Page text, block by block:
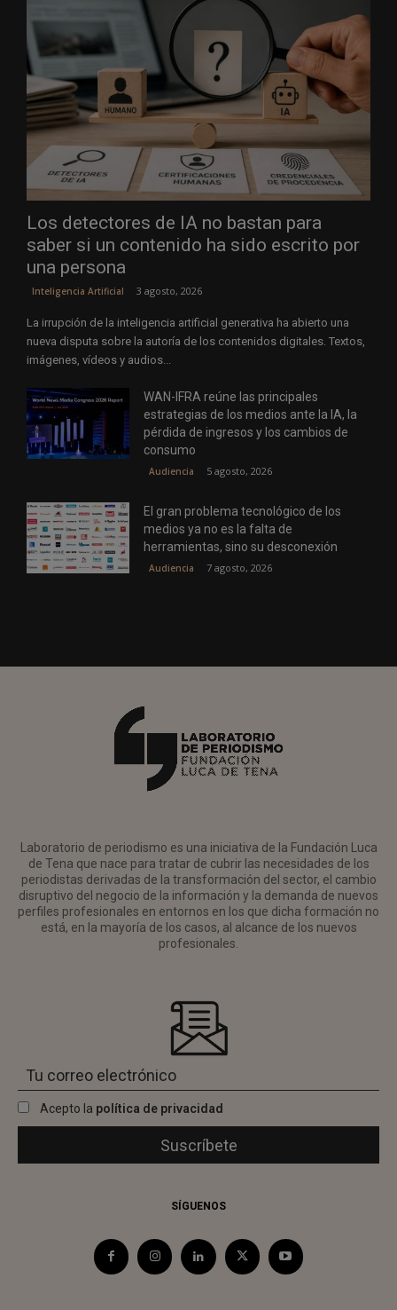
Los detectores de IA no bastan para
saber si un contenido ha sido escrito por
una persona
Inteligencia Artificial 3 agosto, 2026
La irrupción de la inteligencia artificial generativa ha abierto una
nueva disputa sobre la autoría de los contenidos digitales. Textos,
imágenes, vídeos y audios...
WAN-IFRA reúne las principales
estrategias de los medios ante la IA, la
pérdida de ingresos y los cambios de
consumo
Audiencia 5 agosto, 2026
El gran problema tecnológico de los
medios ya no es la falta de
herramientas, sino su desconexión
Audiencia 7 agosto, 2026
Laboratorio de periodismo es una iniciativa de la Fundación Luca
de Tena que nace para tratar de cubrir las necesidades de los
periodistas derivadas de la transformación del sector, el cambio
disruptivo del negocio de la información y la demanda de nuevos
perfiles profesionales en entornos en los que dicha formación no
está, en la mayoría de los casos, al alcance de los nuevos
profesionales.
Acepto la política de privacidad
SÍGUENOS